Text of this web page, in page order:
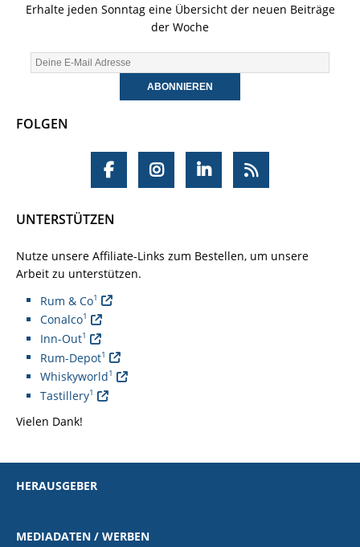
Erhalte jeden Sonntag eine Übersicht der neuen Beiträge
der Woche
FOLGEN
UNTERSTÜTZEN
Nutze unsere Affiliate-Links zum Bestellen, um unsere
Arbeit zu unterstützen.
Rum & Co1
Conalco1
Inn-Out1
Rum-Depot1
Whiskyworld1
Tastillery1
Vielen Dank!
HERAUSGEBER
MEDIADATEN / WERBEN